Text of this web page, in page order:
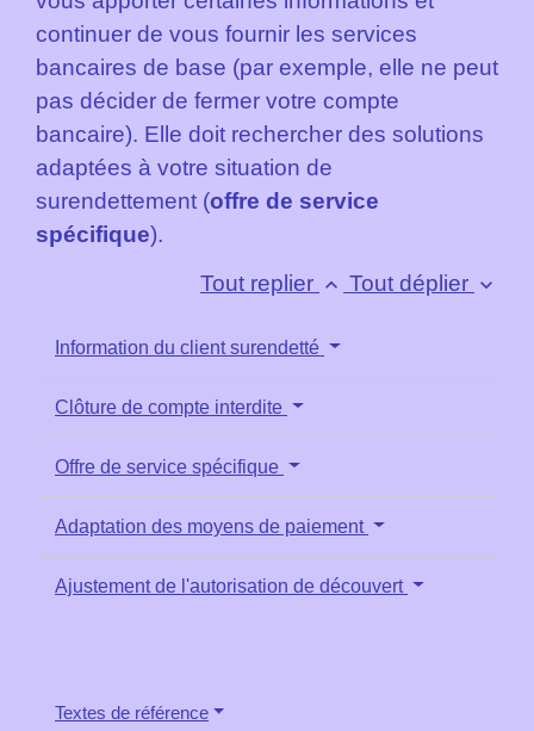
continuer de vous fournir les services
bancaires de base (par exemple, elle ne peut
pas décider de fermer votre compte
bancaire). Elle doit rechercher des solutions
adaptées à votre situation de
surendettement (offre de service
spécifique).
Tout replier keyboard_arrow_up Tout déplier keyboard_arrow_down
Information du client surendetté
Clôture de compte interdite
Offre de service spécifique
Adaptation des moyens de paiement
Ajustement de l'autorisation de découvert
Textes de référence